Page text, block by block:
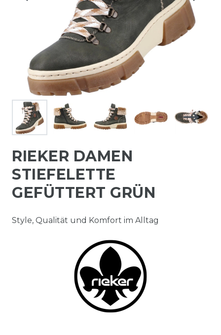
RIEKER DAMEN
STIEFELETTE
GEFÜTTERT GRÜN
Style, Qualität und Komfort im Alltag